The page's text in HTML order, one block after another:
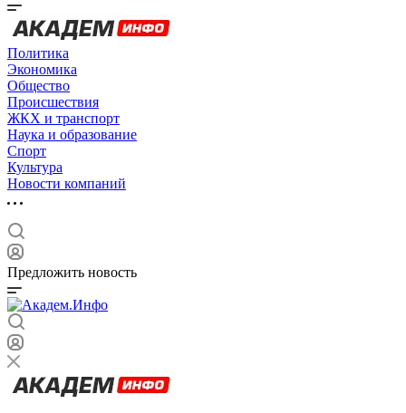
Политика
Экономика
Общество
Происшествия
ЖКХ и транспорт
Наука и образование
Спорт
Культура
Новости компаний
Предложить новость